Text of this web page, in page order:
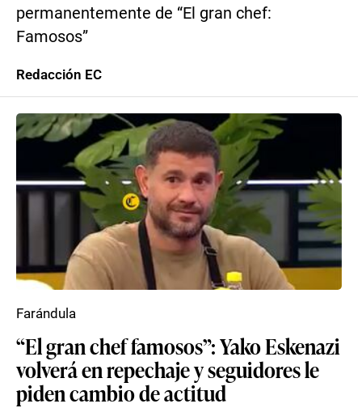
permanentemente de “El gran chef:
Famosos”
Redacción EC
“El gran chef famosos”: Yako Eskenazi
volverá en repechaje y seguidores le
piden cambio de actitud
Farándula